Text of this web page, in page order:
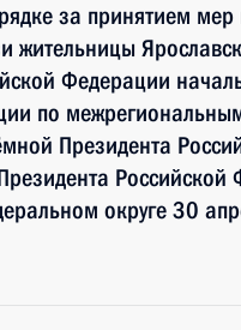
за принятием
жительницы
Федерации
по
Президента
Российской
округе 30